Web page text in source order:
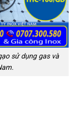
sử dụng gas và